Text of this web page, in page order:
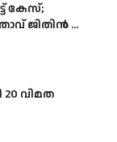
കേസ്;
ജിതിൻ ...
വിമത